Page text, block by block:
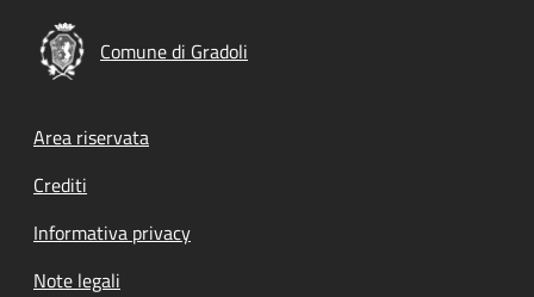
Comune di Gradoli
Footer menu
Area riservata
Crediti
Informativa privacy
Note legali